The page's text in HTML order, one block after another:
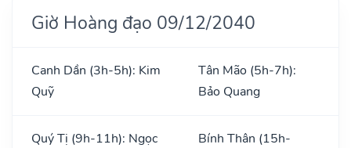
Giờ Hoàng đạo 09/12/2040
Canh Dần (3h-5h): Kim
Quỹ
Tân Mão (5h-7h):
Bảo Quang
Quý Tị (9h-11h): Ngọc
Bính Thân (15h-